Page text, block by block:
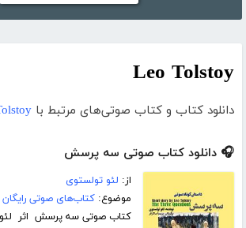
Leo Tolstoy
دانلود کتاب و کتاب صوتی‌های مرتبط با
🎧 دانلود کتاب صوتی سه پرسش
از: لئو تولستوی
موضوع:کتاب‌های صوتی رایگان
کتاب صوتی سه پرسش اثر لئو